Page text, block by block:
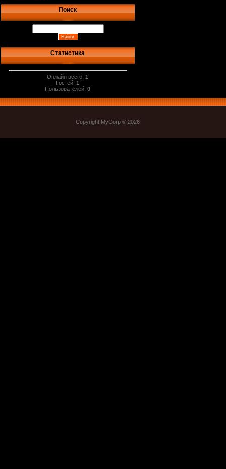
Поиск
Статистика
Онлайн всего:1
Гостей:1
Пользователей:0
Copyright MyCorp © 2026